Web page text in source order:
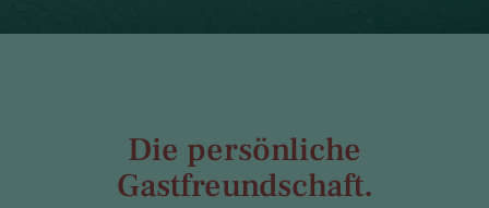
Die persönliche
Gastfreundschaft.